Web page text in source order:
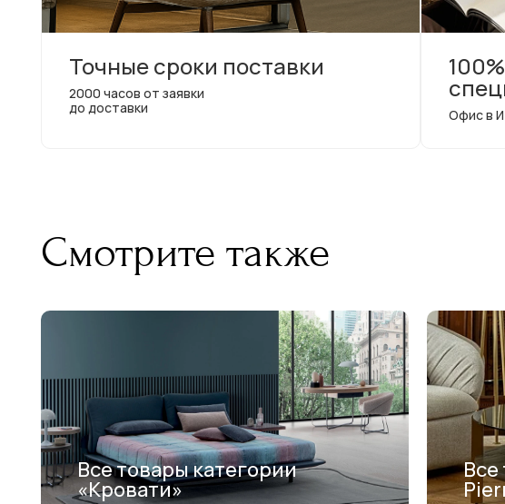
Точные сроки поставки
2000 часов от заявки
до доставки
Офис в
Смотрите также
Все товары категории
«Кровати»
Все